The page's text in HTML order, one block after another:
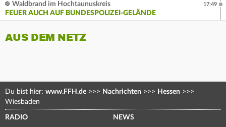
Waldbrand im Hochtaunuskreis
FEUER AUCH AUF BUNDESPOLIZEI-GELÄNDE
17:49
AUS DEM NETZ
Du bist hier: www.FFH.de >>> Nachrichten >>> Hessen >>>
Wiesbaden
RADIO NEWS